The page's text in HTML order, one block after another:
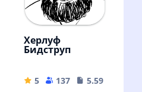
Херлуф
Бидструп
5 137
5.59 MB